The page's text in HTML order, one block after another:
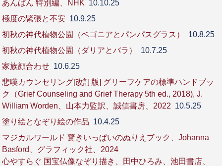
あんぱん 特別編、NHK 10.10.25
極度の緊張と不安 10.9.25
初秋の神代植物公園（ベゴニアとパンパスグラス）
10.8.25
初秋の神代植物公園（ダリアとバラ）
10.7.25
家族顔合わせ 10.6.25
悲嘆カウンセリング[改訂版] グリーフケアの標準ハンドブッ
ク（Grief Counseling and Grief Therapy 5th ed., 2018), J.
William Worden、山本力監訳、誠信書房、2022 10.5.25
塗り絵となぞり絵の作品 10.4.25
マジカルワールド 驚きいっぱいのぬりえブック、Johanna
Basford、グラフィック社、2024
心やすらぐ 国宝仏像なぞり描き、田中ひろみ、池田書店、